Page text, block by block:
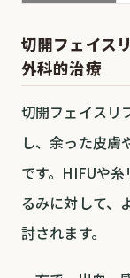
切開フェイス
外科的治療
切開フェイスリ
し、余った皮膚
です。HIFUや
るみに対して、
討されます。